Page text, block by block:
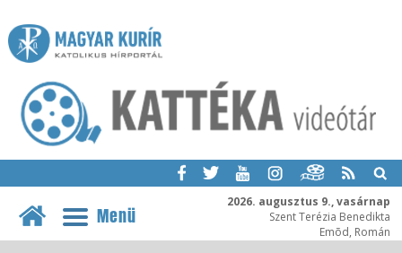
2026. augusztus 9., vasárnap
Szent Terézia Benedikta
Emõd, Román
Menü